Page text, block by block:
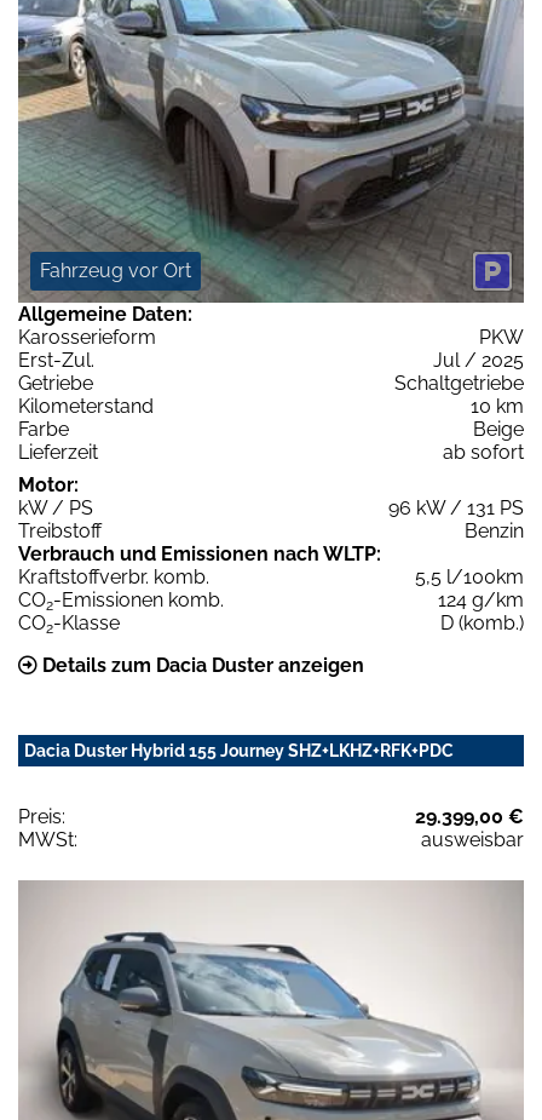
Fahrzeug vor Ort
Allgemeine Daten:
Karosserieform
PKW
Erst-Zul.
Jul / 2025
Getriebe
Schaltgetriebe
Kilometerstand
10 km
Farbe
Beige
Lieferzeit
ab sofort
Motor:
kW / PS
96 kW / 131 PS
Treibstoff
Benzin
Verbrauch und Emissionen nach WLTP:
Kraftstoffverbr. komb.
5,5 l/100km
CO2-Emissionen komb.
124 g/km
CO2-Klasse
D (komb.)
Details zum Dacia Duster anzeigen
Dacia Duster Hybrid 155 Journey SHZ+LKHZ+RFK+PDC
Preis:
29.399,00 €
MWSt:
ausweisbar